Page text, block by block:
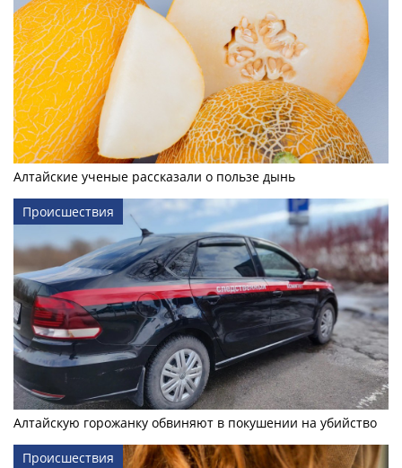
Алтайские ученые рассказали о пользе дынь
Происшествия
Алтайскую горожанку обвиняют в покушении на убийство
Происшествия